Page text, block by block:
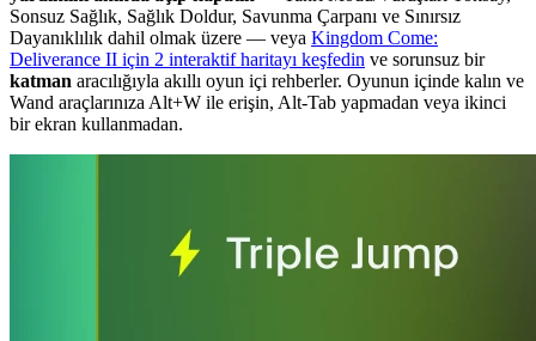
Sonsuz Sağlık, Sağlık Doldur, Savunma Çarpanı ve Sınırsız
Dayanıklılık dahil olmak üzere — veya Kingdom Come:
Deliverance II için 2 interaktif haritayı keşfedin ve sorunsuz bir
katman aracılığıyla akıllı oyun içi rehberler. Oyunun içinde kalın ve
Wand araçlarınıza Alt+W ile erişin, Alt-Tab yapmadan veya ikinci
bir ekran kullanmadan.